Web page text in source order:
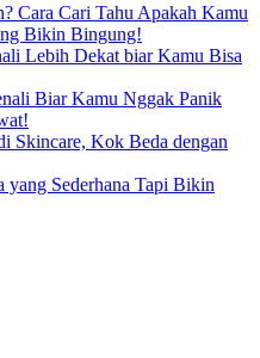
Cara Cari Tahu Apakah Kamu
Bikin Bingung!
Lebih Dekat biar Kamu Bisa
Biar Kamu Nggak Panik
Skincare, Kok Beda dengan
yang Sederhana Tapi Bikin